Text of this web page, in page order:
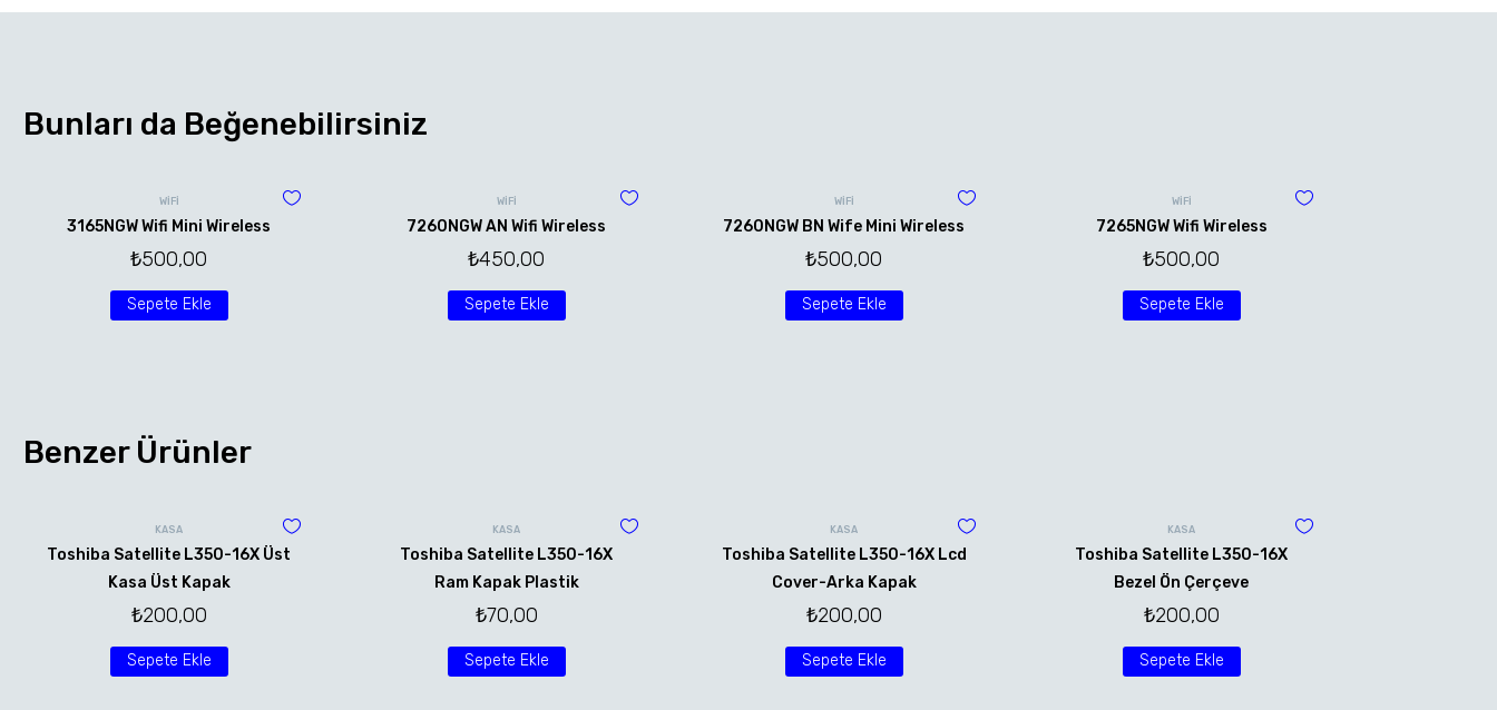
Bunları da Beğenebilirsiniz
WİFİ
3165NGW Wifi Mini Wireless
₺500,00
Sepete Ekle
WİFİ
7260NGW AN Wifi Wireless
₺450,00
Sepete Ekle
WİFİ
7260NGW BN Wife Mini Wireless
₺500,00
Sepete Ekle
WİFİ
7265NGW Wifi Wireless
₺500,00
Sepete Ekle
Benzer Ürünler
KASA
Toshiba Satellite L350-16X Üst
Kasa Üst Kapak
₺200,00
Sepete Ekle
KASA
Toshiba Satellite L350-16X
Ram Kapak Plastik
₺70,00
Sepete Ekle
KASA
Toshiba Satellite L350-16X Lcd
Cover-Arka Kapak
₺200,00
Sepete Ekle
KASA
Toshiba Satellite L350-16X
Bezel Ön Çerçeve
₺200,00
Sepete Ekle